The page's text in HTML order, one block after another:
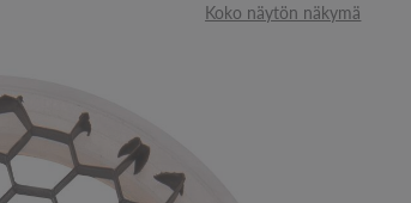
Koko näytön näkymä